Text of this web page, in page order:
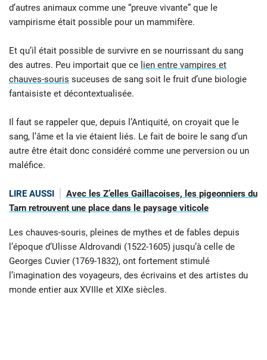
d’autres animaux comme une “preuve vivante” que le
vampirisme était possible pour un mammifère.
Et qu’il était possible de survivre en se nourrissant du sang
des autres. Peu importait que ce lien entre vampires et
chauves-souris suceuses de sang soit le fruit d’une biologie
fantaisiste et décontextualisée.
Il faut se rappeler que, depuis l’Antiquité, on croyait que le
sang, l’âme et la vie étaient liés. Le fait de boire le sang d’un
autre être était donc considéré comme une perversion ou un
maléfice.
LIRE AUSSI
Avec les Z’elles Gaillacoises, les pigeonniers du
Tarn retrouvent une place dans le paysage viticole
Les chauves-souris, pleines de mythes et de fables depuis
l’époque d’Ulisse Aldrovandi (1522-1605) jusqu’à celle de
Georges Cuvier (1769-1832), ont fortement stimulé
l’imagination des voyageurs, des écrivains et des artistes du
monde entier aux XVIIIe et XIXe siècles.